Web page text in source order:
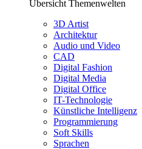
Übersicht Themenwelten
3D Artist
Architektur
Audio und Video
CAD
Digital Fashion
Digital Media
Digital Office
IT-Technologie
Künstliche Intelligenz
Programmierung
Soft Skills
Sprachen